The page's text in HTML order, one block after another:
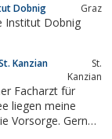
Dobnig Graz
Institut Dobnig
Kanzian
St.
Kanzian
Facharzt für
liegen meine
Vorsorge. Gerne